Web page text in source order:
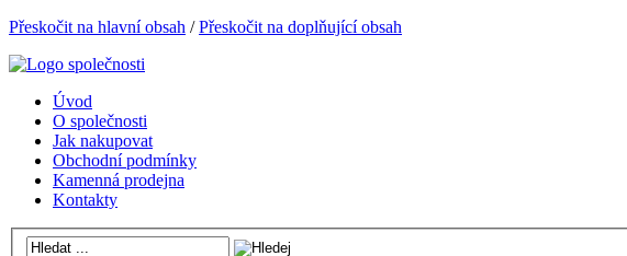
Přeskočit na hlavní obsah /Přeskočit na doplňující obsah
Úvod
O společnosti
Jak nakupovat
Obchodní podmínky
Kamenná prodejna
Kontakty